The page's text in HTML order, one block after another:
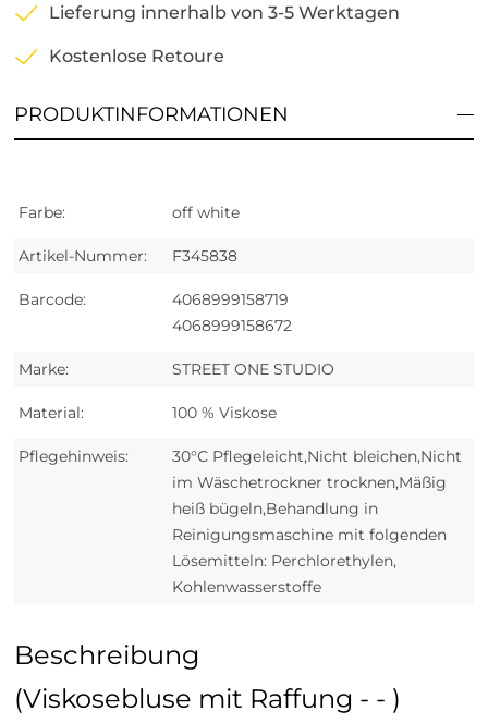
Lieferung innerhalb von 3-5 Werktagen
Kostenlose Retoure
PRODUKTINFORMATIONEN
Farbe: off white
Artikel-Nummer: F345838
Barcode:
4068999158719
4068999158672
Marke: STREET ONE STUDIO
Material: 100 % Viskose
Pflegehinweis:
30°C Pflegeleicht,Nicht bleichen,Nicht
im Wäschetrockner trocknen,Mäßig
heiß bügeln,Behandlung in
Reinigungsmaschine mit folgenden
Lösemitteln: Perchlorethylen,
Kohlenwasserstoffe
Beschreibung
(Viskosebluse mit Raffung - - )